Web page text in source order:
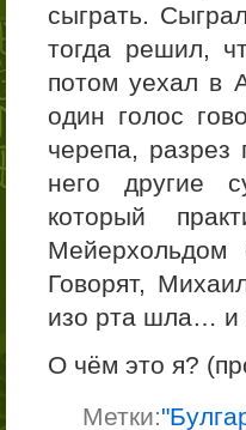
сыграть.
тогда решил,
потом уехал в
один голос
черепа,
него другие
который
Говорят,
изо рта шла… и
О чём это я?
Метки: